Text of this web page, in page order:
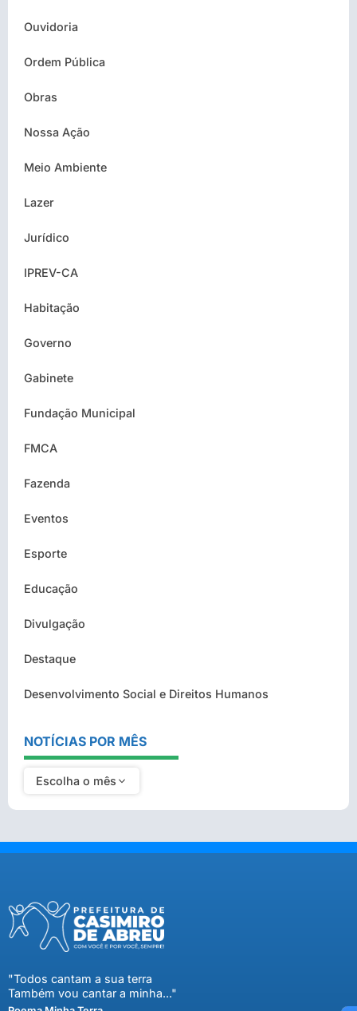
Ouvidoria
Ordem Pública
Obras
Nossa Ação
Meio Ambiente
Lazer
Jurídico
IPREV-CA
Habitação
Governo
Gabinete
Fundação Municipal
FMCA
Fazenda
Eventos
Esporte
Educação
Divulgação
Destaque
Desenvolvimento Social e Direitos Humanos
NOTÍCIAS POR MÊS
Escolha o mês
"Todos cantam a sua terra
Também vou cantar a minha..."